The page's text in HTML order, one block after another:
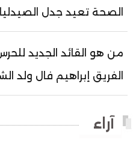
أحمد ولد آبه
أحمد ولد الديه
أحمد ولد السالك
أحمد ولد باهيه
الصحة تعيد جدل
من هو القائد الجديد
الفريق إبراهيم فال ولد
آراء